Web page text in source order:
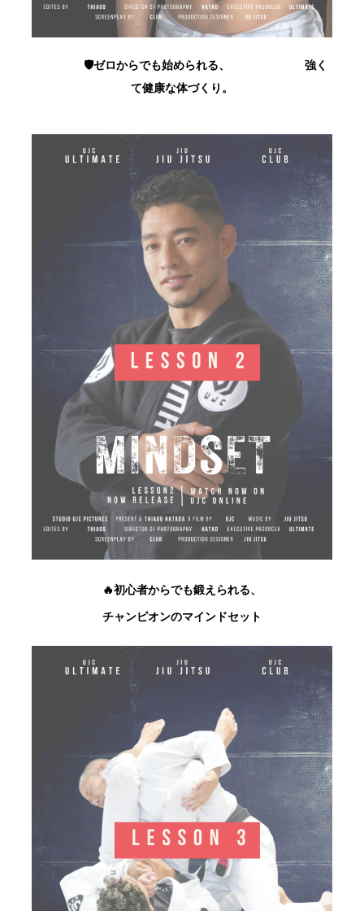
🛡️ゼロからでも始められる、 強く
て健康な体づくり。
🔥初心者からでも鍛えられる、
チャンピオンのマインドセット